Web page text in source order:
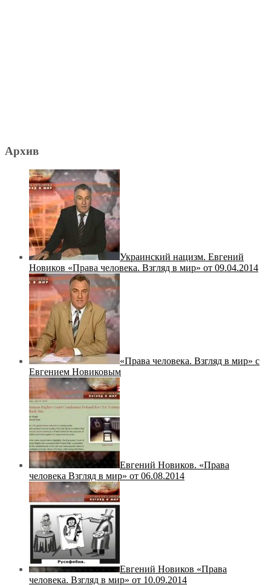
Архив
Украинский нацизм. Евгений
Новиков «Права человека. Взгляд в мир» от 09.04.2014
«Права человека. Взгляд в мир» с
Евгением Новиковым
Евгений Новиков. «Права
человека Взгляд в мир» от 06.08.2014
Евгений Новиков «Права
человека. Взгляд в мир» от 10.09.2014